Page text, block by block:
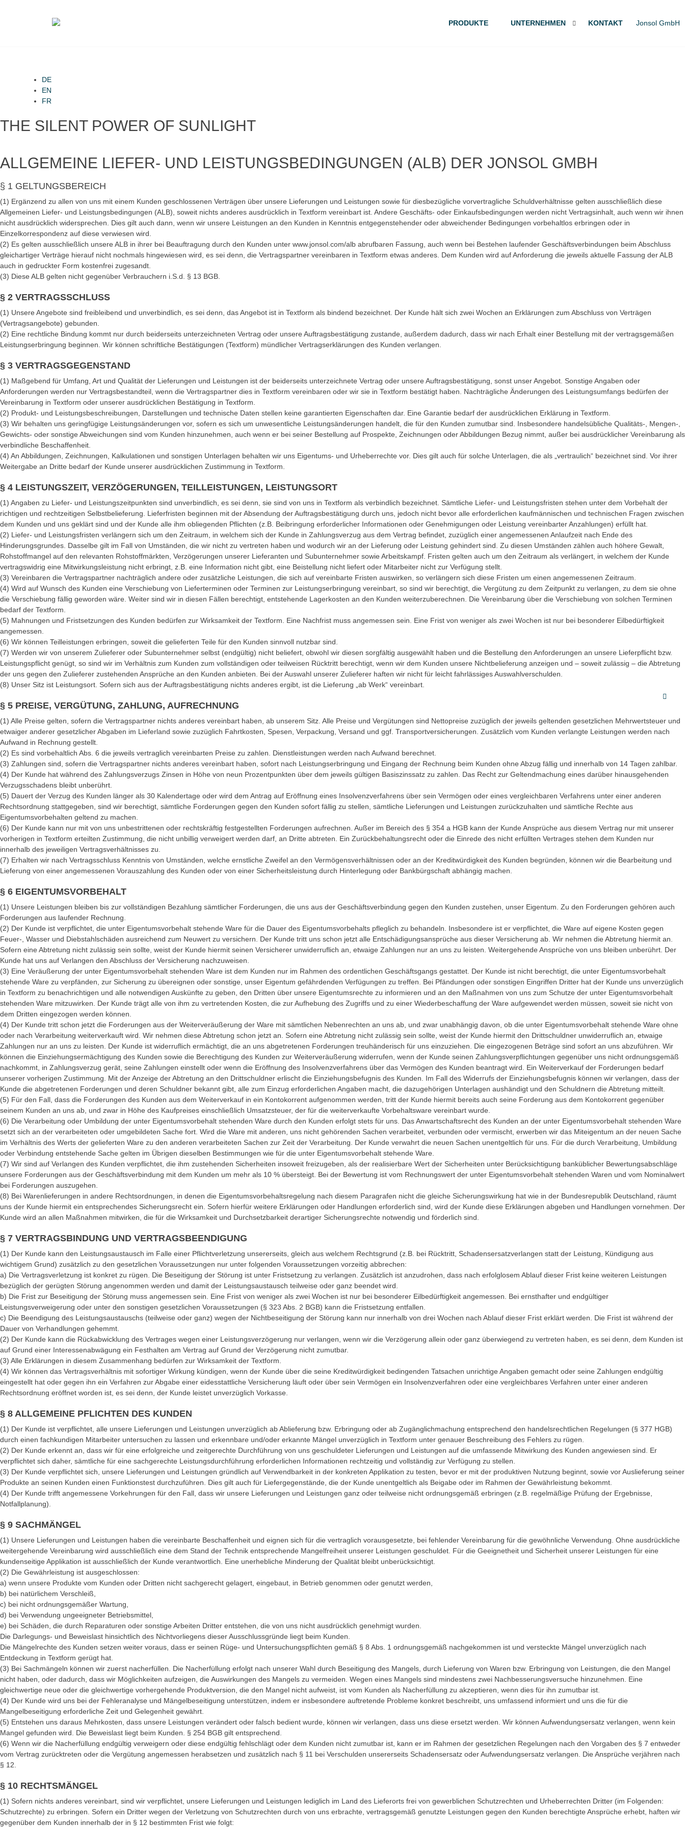
PRODUKTE UNTERNEHMEN KONTAKT
DE
EN
FR
THE SILENT POWER OF SUNLIGHT
ALLGEMEINE LIEFER- UND LEISTUNGSBEDINGUNGEN (ALB) DER JONSOL GMBH
§ 1 GELTUNGSBEREICH
(1) Ergänzend zu allen von uns mit einem Kunden geschlossenen Verträgen über unsere Lieferungen und Leistungen sowie für diesbezügliche vorvertragliche Schuldverhältnisse gelten ausschließlich diese
Allgemeinen Liefer- und Leistungsbedingungen (ALB), soweit nichts anderes ausdrücklich in Textform vereinbart ist. Andere Geschäfts- oder Einkaufsbedingungen werden nicht Vertragsinhalt, auch wenn wir ihnen
nicht ausdrücklich widersprechen. Dies gilt auch dann, wenn wir unsere Leistungen an den Kunden in Kenntnis entgegenstehender oder abweichender Bedingungen vorbehaltlos erbringen oder in
Einzelkorrespondenz auf diese verwiesen wird.
(2) Es gelten ausschließlich unsere ALB in ihrer bei Beauftragung durch den Kunden unter www.jonsol.com/alb abrufbaren Fassung, auch wenn bei Bestehen laufender Geschäftsverbindungen beim Abschluss
gleichartiger Verträge hierauf nicht nochmals hingewiesen wird, es sei denn, die Vertragspartner vereinbaren in Textform etwas anderes. Dem Kunden wird auf Anforderung die jeweils aktuelle Fassung der ALB
auch in gedruckter Form kostenfrei zugesandt.
(3) Diese ALB gelten nicht gegenüber Verbrauchern i.S.d. § 13 BGB.
§ 2 VERTRAGSSCHLUSS
(1) Unsere Angebote sind freibleibend und unverbindlich, es sei denn, das Angebot ist in Textform als bindend bezeichnet. Der Kunde hält sich zwei Wochen an Erklärungen zum Abschluss von Verträgen
(Vertragsangebote) gebunden.
(2) Eine rechtliche Bindung kommt nur durch beiderseits unterzeichneten Vertrag oder unsere Auftragsbestätigung zustande, außerdem dadurch, dass wir nach Erhalt einer Bestellung mit der vertragsgemäßen
Leistungserbringung beginnen. Wir können schriftliche Bestätigungen (Textform) mündlicher Vertragserklärungen des Kunden verlangen.
§ 3 VERTRAGSGEGENSTAND
(1) Maßgebend für Umfang, Art und Qualität der Lieferungen und Leistungen ist der beiderseits unterzeichnete Vertrag oder unsere Auftragsbestätigung, sonst unser Angebot. Sonstige Angaben oder
Anforderungen werden nur Vertragsbestandteil, wenn die Vertragspartner dies in Textform vereinbaren oder wir sie in Textform bestätigt haben. Nachträgliche Änderungen des Leistungsumfangs bedürfen der
Vereinbarung in Textform oder unserer ausdrücklichen Bestätigung in Textform.
(2) Produkt- und Leistungsbeschreibungen, Darstellungen und technische Daten stellen keine garantierten Eigenschaften dar. Eine Garantie bedarf der ausdrücklichen Erklärung in Textform.
(3) Wir behalten uns geringfügige Leistungsänderungen vor, sofern es sich um unwesentliche Leistungsänderungen handelt, die für den Kunden zumutbar sind. Insbesondere handelsübliche Qualitäts-, Mengen-,
Gewichts- oder sonstige Abweichungen sind vom Kunden hinzunehmen, auch wenn er bei seiner Bestellung auf Prospekte, Zeichnungen oder Abbildungen Bezug nimmt, außer bei ausdrücklicher Vereinbarung als
verbindliche Beschaffenheit.
(4) An Abbildungen, Zeichnungen, Kalkulationen und sonstigen Unterlagen behalten wir uns Eigentums- und Urheberrechte vor. Dies gilt auch für solche Unterlagen, die als „vertraulich“ bezeichnet sind. Vor ihrer
Weitergabe an Dritte bedarf der Kunde unserer ausdrücklichen Zustimmung in Textform.
§ 4 LEISTUNGSZEIT, VERZÖGERUNGEN, TEILLEISTUNGEN, LEISTUNGSORT
(1) Angaben zu Liefer- und Leistungszeitpunkten sind unverbindlich, es sei denn, sie sind von uns in Textform als verbindlich bezeichnet. Sämtliche Liefer- und Leistungsfristen stehen unter dem Vorbehalt der
richtigen und rechtzeitigen Selbstbelieferung. Lieferfristen beginnen mit der Absendung der Auftragsbestätigung durch uns, jedoch nicht bevor alle erforderlichen kaufmännischen und technischen Fragen zwischen
dem Kunden und uns geklärt sind und der Kunde alle ihm obliegenden Pflichten (z.B. Beibringung erforderlicher Informationen oder Genehmigungen oder Leistung vereinbarter Anzahlungen) erfüllt hat.
(2) Liefer- und Leistungsfristen verlängern sich um den Zeitraum, in welchem sich der Kunde in Zahlungsverzug aus dem Vertrag befindet, zuzüglich einer angemessenen Anlaufzeit nach Ende des
Hinderungsgrundes. Dasselbe gilt im Fall von Umständen, die wir nicht zu vertreten haben und wodurch wir an der Lieferung oder Leistung gehindert sind. Zu diesen Umständen zählen auch höhere Gewalt,
Rohstoffmangel auf den relevanten Rohstoffmärkten, Verzögerungen unserer Lieferanten und Subunternehmer sowie Arbeitskampf. Fristen gelten auch um den Zeitraum als verlängert, in welchem der Kunde
vertragswidrig eine Mitwirkungsleistung nicht erbringt, z.B. eine Information nicht gibt, eine Beistellung nicht liefert oder Mitarbeiter nicht zur Verfügung stellt.
(3) Vereinbaren die Vertragspartner nachträglich andere oder zusätzliche Leistungen, die sich auf vereinbarte Fristen auswirken, so verlängern sich diese Fristen um einen angemessenen Zeitraum.
(4) Wird auf Wunsch des Kunden eine Verschiebung von Lieferterminen oder Terminen zur Leistungserbringung vereinbart, so sind wir berechtigt, die Vergütung zu dem Zeitpunkt zu verlangen, zu dem sie ohne
die Verschiebung fällig geworden wäre. Weiter sind wir in diesen Fällen berechtigt, entstehende Lagerkosten an den Kunden weiterzuberechnen. Die Vereinbarung über die Verschiebung von solchen Terminen
bedarf der Textform.
(5) Mahnungen und Fristsetzungen des Kunden bedürfen zur Wirksamkeit der Textform. Eine Nachfrist muss angemessen sein. Eine Frist von weniger als zwei Wochen ist nur bei besonderer Eilbedürftigkeit
angemessen.
(6) Wir können Teilleistungen erbringen, soweit die gelieferten Teile für den Kunden sinnvoll nutzbar sind.
(7) Werden wir von unserem Zulieferer oder Subunternehmer selbst (endgültig) nicht beliefert, obwohl wir diesen sorgfältig ausgewählt haben und die Bestellung den Anforderungen an unsere Lieferpflicht bzw.
Leistungspflicht genügt, so sind wir im Verhältnis zum Kunden zum vollständigen oder teilweisen Rücktritt berechtigt, wenn wir dem Kunden unsere Nichtbelieferung anzeigen und – soweit zulässig – die Abtretung
der uns gegen den Zulieferer zustehenden Ansprüche an den Kunden anbieten. Bei der Auswahl unserer Zulieferer haften wir nicht für leicht fahrlässiges Auswahlverschulden.
(8) Unser Sitz ist Leistungsort. Sofern sich aus der Auftragsbestätigung nichts anderes ergibt, ist die Lieferung „ab Werk“ vereinbart.
§ 5 PREISE, VERGÜTUNG, ZAHLUNG, AUFRECHNUNG
(1) Alle Preise gelten, sofern die Vertragspartner nichts anderes vereinbart haben, ab unserem Sitz. Alle Preise und Vergütungen sind Nettopreise zuzüglich der jeweils geltenden gesetzlichen Mehrwertsteuer und
etwaiger anderer gesetzlicher Abgaben im Lieferland sowie zuzüglich Fahrtkosten, Spesen, Verpackung, Versand und ggf. Transportversicherungen. Zusätzlich vom Kunden verlangte Leistungen werden nach
Aufwand in Rechnung gestellt.
(2) Es sind vorbehaltlich Abs. 6 die jeweils vertraglich vereinbarten Preise zu zahlen. Dienstleistungen werden nach Aufwand berechnet.
(3) Zahlungen sind, sofern die Vertragspartner nichts anderes vereinbart haben, sofort nach Leistungserbringung und Eingang der Rechnung beim Kunden ohne Abzug fällig und innerhalb von 14 Tagen zahlbar.
(4) Der Kunde hat während des Zahlungsverzugs Zinsen in Höhe von neun Prozentpunkten über dem jeweils gültigen Basiszinssatz zu zahlen. Das Recht zur Geltendmachung eines darüber hinausgehenden
Verzugsschadens bleibt unberührt.
(5) Dauert der Verzug des Kunden länger als 30 Kalendertage oder wird dem Antrag auf Eröffnung eines Insolvenzverfahrens über sein Vermögen oder eines vergleichbaren Verfahrens unter einer anderen
Rechtsordnung stattgegeben, sind wir berechtigt, sämtliche Forderungen gegen den Kunden sofort fällig zu stellen, sämtliche Lieferungen und Leistungen zurückzuhalten und sämtliche Rechte aus
Eigentumsvorbehalten geltend zu machen.
(6) Der Kunde kann nur mit von uns unbestrittenen oder rechtskräftig festgestellten Forderungen aufrechnen. Außer im Bereich des § 354 a HGB kann der Kunde Ansprüche aus diesem Vertrag nur mit unserer
vorherigen in Textform erteilten Zustimmung, die nicht unbillig verweigert werden darf, an Dritte abtreten. Ein Zurückbehaltungsrecht oder die Einrede des nicht erfüllten Vertrages stehen dem Kunden nur
innerhalb des jeweiligen Vertragsverhältnisses zu.
(7) Erhalten wir nach Vertragsschluss Kenntnis von Umständen, welche ernstliche Zweifel an den Vermögensverhältnissen oder an der Kreditwürdigkeit des Kunden begründen, können wir die Bearbeitung und
Lieferung von einer angemessenen Vorauszahlung des Kunden oder von einer Sicherheitsleistung durch Hinterlegung oder Bankbürgschaft abhängig machen.
§ 6 EIGENTUMSVORBEHALT
(1) Unsere Leistungen bleiben bis zur vollständigen Bezahlung sämtlicher Forderungen, die uns aus der Geschäftsverbindung gegen den Kunden zustehen, unser Eigentum. Zu den Forderungen gehören auch
Forderungen aus laufender Rechnung.
(2) Der Kunde ist verpflichtet, die unter Eigentumsvorbehalt stehende Ware für die Dauer des Eigentumsvorbehalts pfleglich zu behandeln. Insbesondere ist er verpflichtet, die Ware auf eigene Kosten gegen
Feuer-, Wasser und Diebstahlschäden ausreichend zum Neuwert zu versichern. Der Kunde tritt uns schon jetzt alle Entschädigungsansprüche aus dieser Versicherung ab. Wir nehmen die Abtretung hiermit an.
Sofern eine Abtretung nicht zulässig sein sollte, weist der Kunde hiermit seinen Versicherer unwiderruflich an, etwaige Zahlungen nur an uns zu leisten. Weitergehende Ansprüche von uns bleiben unberührt. Der
Kunde hat uns auf Verlangen den Abschluss der Versicherung nachzuweisen.
(3) Eine Veräußerung der unter Eigentumsvorbehalt stehenden Ware ist dem Kunden nur im Rahmen des ordentlichen Geschäftsgangs gestattet. Der Kunde ist nicht berechtigt, die unter Eigentumsvorbehalt
stehende Ware zu verpfänden, zur Sicherung zu übereignen oder sonstige, unser Eigentum gefährdenden Verfügungen zu treffen. Bei Pfändungen oder sonstigen Eingriffen Dritter hat der Kunde uns unverzüglich
in Textform zu benachrichtigen und alle notwendigen Auskünfte zu geben, den Dritten über unsere Eigentumsrechte zu informieren und an den Maßnahmen von uns zum Schutze der unter Eigentumsvorbehalt
stehenden Ware mitzuwirken. Der Kunde trägt alle von ihm zu vertretenden Kosten, die zur Aufhebung des Zugriffs und zu einer Wiederbeschaffung der Ware aufgewendet werden müssen, soweit sie nicht von
dem Dritten eingezogen werden können.
(4) Der Kunde tritt schon jetzt die Forderungen aus der Weiterveräußerung der Ware mit sämtlichen Nebenrechten an uns ab, und zwar unabhängig davon, ob die unter Eigentumsvorbehalt stehende Ware ohne
oder nach Verarbeitung weiterverkauft wird. Wir nehmen diese Abtretung schon jetzt an. Sofern eine Abtretung nicht zulässig sein sollte, weist der Kunde hiermit den Drittschuldner unwiderruflich an, etwaige
Zahlungen nur an uns zu leisten. Der Kunde ist widerruflich ermächtigt, die an uns abgetretenen Forderungen treuhänderisch für uns einzuziehen. Die eingezogenen Beträge sind sofort an uns abzuführen. Wir
können die Einziehungsermächtigung des Kunden sowie die Berechtigung des Kunden zur Weiterveräußerung widerrufen, wenn der Kunde seinen Zahlungsverpflichtungen gegenüber uns nicht ordnungsgemäß
nachkommt, in Zahlungsverzug gerät, seine Zahlungen einstellt oder wenn die Eröffnung des Insolvenzverfahrens über das Vermögen des Kunden beantragt wird. Ein Weiterverkauf der Forderungen bedarf
unserer vorherigen Zustimmung. Mit der Anzeige der Abtretung an den Drittschuldner erlischt die Einziehungsbefugnis des Kunden. Im Fall des Widerrufs der Einziehungsbefugnis können wir verlangen, dass der
Kunde die abgetretenen Forderungen und deren Schuldner bekannt gibt, alle zum Einzug erforderlichen Angaben macht, die dazugehörigen Unterlagen aushändigt und den Schuldnern die Abtretung mitteilt.
(5) Für den Fall, dass die Forderungen des Kunden aus dem Weiterverkauf in ein Kontokorrent aufgenommen werden, tritt der Kunde hiermit bereits auch seine Forderung aus dem Kontokorrent gegenüber
seinem Kunden an uns ab, und zwar in Höhe des Kaufpreises einschließlich Umsatzsteuer, der für die weiterverkaufte Vorbehaltsware vereinbart wurde.
(6) Die Verarbeitung oder Umbildung der unter Eigentumsvorbehalt stehenden Ware durch den Kunden erfolgt stets für uns. Das Anwartschaftsrecht des Kunden an der unter Eigentumsvorbehalt stehenden Ware
setzt sich an der verarbeiteten oder umgebildeten Sache fort. Wird die Ware mit anderen, uns nicht gehörenden Sachen verarbeitet, verbunden oder vermischt, erwerben wir das Miteigentum an der neuen Sache
im Verhältnis des Werts der gelieferten Ware zu den anderen verarbeiteten Sachen zur Zeit der Verarbeitung. Der Kunde verwahrt die neuen Sachen unentgeltlich für uns. Für die durch Verarbeitung, Umbildung
oder Verbindung entstehende Sache gelten im Übrigen dieselben Bestimmungen wie für die unter Eigentumsvorbehalt stehende Ware.
(7) Wir sind auf Verlangen des Kunden verpflichtet, die ihm zustehenden Sicherheiten insoweit freizugeben, als der realisierbare Wert der Sicherheiten unter Berücksichtigung banküblicher Bewertungsabschläge
unsere Forderungen aus der Geschäftsverbindung mit dem Kunden um mehr als 10 % übersteigt. Bei der Bewertung ist vom Rechnungswert der unter Eigentumsvorbehalt stehenden Waren und vom Nominalwert
bei Forderungen auszugehen.
(8) Bei Warenlieferungen in andere Rechtsordnungen, in denen die Eigentumsvorbehaltsregelung nach diesem Paragrafen nicht die gleiche Sicherungswirkung hat wie in der Bundesrepublik Deutschland, räumt
uns der Kunde hiermit ein entsprechendes Sicherungsrecht ein. Sofern hierfür weitere Erklärungen oder Handlungen erforderlich sind, wird der Kunde diese Erklärungen abgeben und Handlungen vornehmen. Der
Kunde wird an allen Maßnahmen mitwirken, die für die Wirksamkeit und Durchsetzbarkeit derartiger Sicherungsrechte notwendig und förderlich sind.
§ 7 VERTRAGSBINDUNG UND VERTRAGSBEENDIGUNG
(1) Der Kunde kann den Leistungsaustausch im Falle einer Pflichtverletzung unsererseits, gleich aus welchem Rechtsgrund (z.B. bei Rücktritt, Schadensersatzverlangen statt der Leistung, Kündigung aus
wichtigem Grund) zusätzlich zu den gesetzlichen Voraussetzungen nur unter folgenden Voraussetzungen vorzeitig abbrechen:
a) Die Vertragsverletzung ist konkret zu rügen. Die Beseitigung der Störung ist unter Fristsetzung zu verlangen. Zusätzlich ist anzudrohen, dass nach erfolglosem Ablauf dieser Frist keine weiteren Leistungen
bezüglich der gerügten Störung angenommen werden und damit der Leistungsaustausch teilweise oder ganz beendet wird.
b) Die Frist zur Beseitigung der Störung muss angemessen sein. Eine Frist von weniger als zwei Wochen ist nur bei besonderer Eilbedürftigkeit angemessen. Bei ernsthafter und endgültiger
Leistungsverweigerung oder unter den sonstigen gesetzlichen Voraussetzungen (§ 323 Abs. 2 BGB) kann die Fristsetzung entfallen.
c) Die Beendigung des Leistungsaustauschs (teilweise oder ganz) wegen der Nichtbeseitigung der Störung kann nur innerhalb von drei Wochen nach Ablauf dieser Frist erklärt werden. Die Frist ist während der
Dauer von Verhandlungen gehemmt.
(2) Der Kunde kann die Rückabwicklung des Vertrages wegen einer Leistungsverzögerung nur verlangen, wenn wir die Verzögerung allein oder ganz überwiegend zu vertreten haben, es sei denn, dem Kunden ist
auf Grund einer Interessenabwägung ein Festhalten am Vertrag auf Grund der Verzögerung nicht zumutbar.
(3) Alle Erklärungen in diesem Zusammenhang bedürfen zur Wirksamkeit der Textform.
(4) Wir können das Vertragsverhältnis mit sofortiger Wirkung kündigen, wenn der Kunde über die seine Kreditwürdigkeit bedingenden Tatsachen unrichtige Angaben gemacht oder seine Zahlungen endgültig
eingestellt hat oder gegen ihn ein Verfahren zur Abgabe einer eidesstattliche Versicherung läuft oder über sein Vermögen ein Insolvenzverfahren oder eine vergleichbares Verfahren unter einer anderen
Rechtsordnung eröffnet worden ist, es sei denn, der Kunde leistet unverzüglich Vorkasse.
§ 8 ALLGEMEINE PFLICHTEN DES KUNDEN
(1) Der Kunde ist verpflichtet, alle unsere Lieferungen und Leistungen unverzüglich ab Ablieferung bzw. Erbringung oder ab Zugänglichmachung entsprechend den handelsrechtlichen Regelungen (§ 377 HGB)
durch einen fachkundigen Mitarbeiter untersuchen zu lassen und erkennbare und/oder erkannte Mängel unverzüglich in Textform unter genauer Beschreibung des Fehlers zu rügen.
(2) Der Kunde erkennt an, dass wir für eine erfolgreiche und zeitgerechte Durchführung von uns geschuldeter Lieferungen und Leistungen auf die umfassende Mitwirkung des Kunden angewiesen sind. Er
verpflichtet sich daher, sämtliche für eine sachgerechte Leistungsdurchführung erforderlichen Informationen rechtzeitig und vollständig zur Verfügung zu stellen.
(3) Der Kunde verpflichtet sich, unsere Lieferungen und Leistungen gründlich auf Verwendbarkeit in der konkreten Applikation zu testen, bevor er mit der produktiven Nutzung beginnt, sowie vor Auslieferung seiner
Produkte an seinen Kunden einen Funktionstest durchzuführen. Dies gilt auch für Liefergegenstände, die der Kunde unentgeltlich als Beigabe oder im Rahmen der Gewährleistung bekommt.
(4) Der Kunde trifft angemessene Vorkehrungen für den Fall, dass wir unsere Lieferungen und Leistungen ganz oder teilweise nicht ordnungsgemäß erbringen (z.B. regelmäßige Prüfung der Ergebnisse,
Notfallplanung).
§ 9 SACHMÄNGEL
(1) Unsere Lieferungen und Leistungen haben die vereinbarte Beschaffenheit und eignen sich für die vertraglich vorausgesetzte, bei fehlender Vereinbarung für die gewöhnliche Verwendung. Ohne ausdrückliche
weitergehende Vereinbarung wird ausschließlich eine dem Stand der Technik entsprechende Mangelfreiheit unserer Leistungen geschuldet. Für die Geeignetheit und Sicherheit unserer Leistungen für eine
kundenseitige Applikation ist ausschließlich der Kunde verantwortlich. Eine unerhebliche Minderung der Qualität bleibt unberücksichtigt.
(2) Die Gewährleistung ist ausgeschlossen:
a) wenn unsere Produkte vom Kunden oder Dritten nicht sachgerecht gelagert, eingebaut, in Betrieb genommen oder genutzt werden,
b) bei natürlichem Verschleiß,
c) bei nicht ordnungsgemäßer Wartung,
d) bei Verwendung ungeeigneter Betriebsmittel,
e) bei Schäden, die durch Reparaturen oder sonstige Arbeiten Dritter entstehen, die von uns nicht ausdrücklich genehmigt wurden.
Die Darlegungs- und Beweislast hinsichtlich des Nichtvorliegens dieser Ausschlussgründe liegt beim Kunden.
Die Mängelrechte des Kunden setzen weiter voraus, dass er seinen Rüge- und Untersuchungspflichten gemäß § 8 Abs. 1 ordnungsgemäß nachgekommen ist und versteckte Mängel unverzüglich nach
Entdeckung in Textform gerügt hat.
(3) Bei Sachmängeln können wir zuerst nacherfüllen. Die Nacherfüllung erfolgt nach unserer Wahl durch Beseitigung des Mangels, durch Lieferung von Waren bzw. Erbringung von Leistungen, die den Mangel
nicht haben, oder dadurch, dass wir Möglichkeiten aufzeigen, die Auswirkungen des Mangels zu vermeiden. Wegen eines Mangels sind mindestens zwei Nachbesserungsversuche hinzunehmen. Eine
gleichwertige neue oder die gleichwertige vorhergehende Produktversion, die den Mangel nicht aufweist, ist vom Kunden als Nacherfüllung zu akzeptieren, wenn dies für ihn zumutbar ist.
(4) Der Kunde wird uns bei der Fehleranalyse und Mängelbeseitigung unterstützen, indem er insbesondere auftretende Probleme konkret beschreibt, uns umfassend informiert und uns die für die
Mangelbeseitigung erforderliche Zeit und Gelegenheit gewährt.
(5) Entstehen uns daraus Mehrkosten, dass unsere Leistungen verändert oder falsch bedient wurde, können wir verlangen, dass uns diese ersetzt werden. Wir können Aufwendungsersatz verlangen, wenn kein
Mangel gefunden wird. Die Beweislast liegt beim Kunden. § 254 BGB gilt entsprechend.
(6) Wenn wir die Nacherfüllung endgültig verweigern oder diese endgültig fehlschlägt oder dem Kunden nicht zumutbar ist, kann er im Rahmen der gesetzlichen Regelungen nach den Vorgaben des § 7 entweder
vom Vertrag zurücktreten oder die Vergütung angemessen herabsetzen und zusätzlich nach § 11 bei Verschulden unsererseits Schadensersatz oder Aufwendungsersatz verlangen. Die Ansprüche verjähren nach
§ 12.
§ 10 RECHTSMÄNGEL
(1) Sofern nichts anderes vereinbart, sind wir verpflichtet, unsere Lieferungen und Leistungen lediglich im Land des Lieferorts frei von gewerblichen Schutzrechten und Urheberrechten Dritter (im Folgenden:
Schutzrechte) zu erbringen. Sofern ein Dritter wegen der Verletzung von Schutzrechten durch von uns erbrachte, vertragsgemäß genutzte Leistungen gegen den Kunden berechtigte Ansprüche erhebt, haften wir
gegenüber dem Kunden innerhalb der in § 12 bestimmten Frist wie folgt: